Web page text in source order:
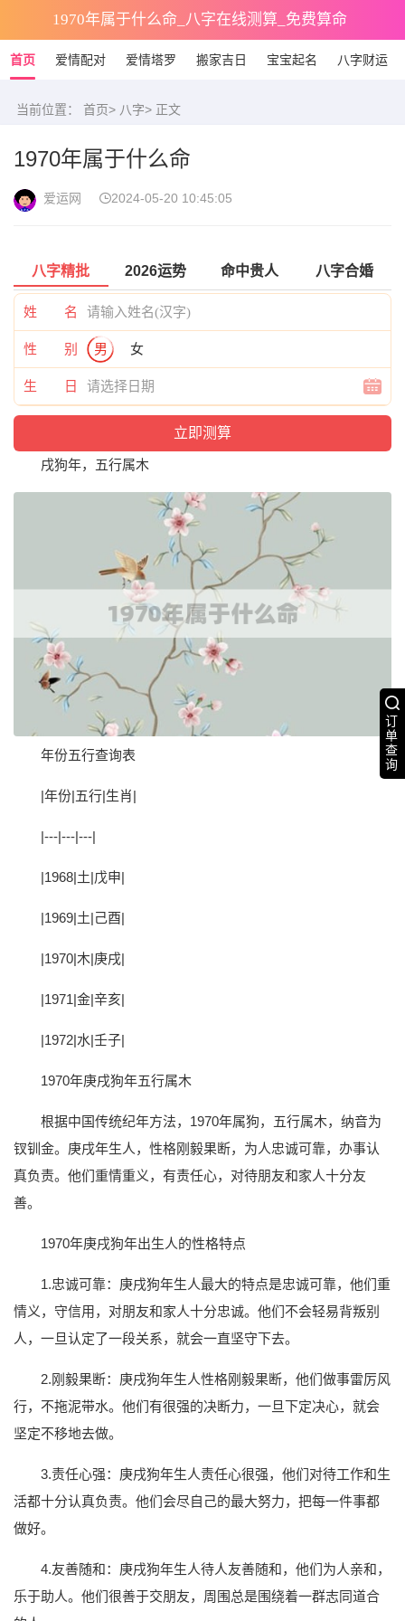
1970年属于什么命_八字在线测算_免费算命
首页 爱情配对 爱情塔罗 搬家吉日 宝宝起名 八字财运
订
单
查
询
当前位置： 首页> 八字> 正文
1970年属于什么命
爱运网 2024-05-20 10:45:05
八字精批 2026运势 命中贵人 八字合婚
姓 名
性 别 男 女
生 日
戌狗年，五行属木
年份五行查询表
|年份|五行|生肖|
|---|---|---|
|1968|土|戊申|
|1969|土|己酉|
|1970|木|庚戌|
|1971|金|辛亥|
|1972|水|壬子|
1970年庚戌狗年五行属木
根据中国传统纪年方法，1970年属狗，五行属木，纳音为
钗钏金。庚戌年生人，性格刚毅果断，为人忠诚可靠，办事认
真负责。他们重情重义，有责任心，对待朋友和家人十分友
善。
1970年庚戌狗年出生人的性格特点
1.忠诚可靠：庚戌狗年生人最大的特点是忠诚可靠，他们重
情义，守信用，对朋友和家人十分忠诚。他们不会轻易背叛别
人，一旦认定了一段关系，就会一直坚守下去。
2.刚毅果断：庚戌狗年生人性格刚毅果断，他们做事雷厉风
行，不拖泥带水。他们有很强的决断力，一旦下定决心，就会
坚定不移地去做。
3.责任心强：庚戌狗年生人责任心很强，他们对待工作和生
活都十分认真负责。他们会尽自己的最大努力，把每一件事都
做好。
4.友善随和：庚戌狗年生人待人友善随和，他们为人亲和，
乐于助人。他们很善于交朋友，周围总是围绕着一群志同道合